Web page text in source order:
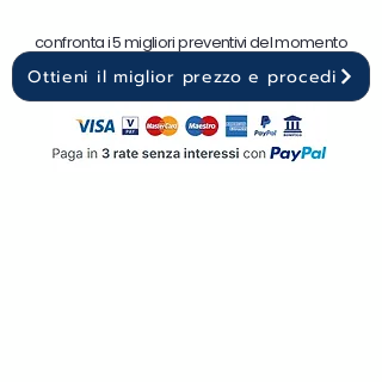
confronta i 5 migliori preventivi del momento
Ottieni il miglior prezzo e procedi